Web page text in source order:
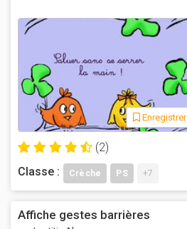
Enregistrer
(2)
Classe :
Crèche PS +7
Affiche gestes barrières